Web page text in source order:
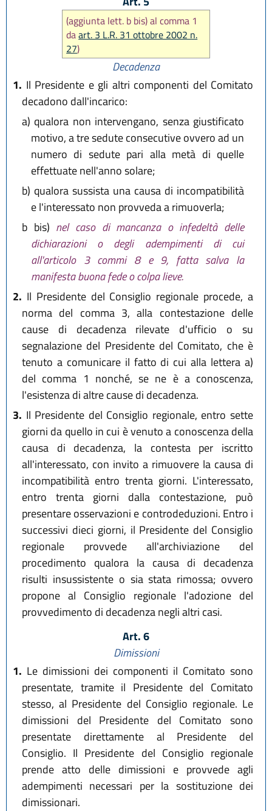
(aggiunta lett. b bis) al comma 1
daart. 3 L.R. 31 ottobre 2002 n.
27)
Decadenza
1. Il Presidente e gli altri componenti del Comitato
decadono dall'incarico:
a) qualora non intervengano, senza giustificato
motivo, a tre sedute consecutive ovvero ad un
numero di sedute pari alla metà di quelle
effettuate nell'anno solare;
b) qualora sussista una causa di incompatibilità
e l'interessato non provveda a rimuoverla;
b bis) nel caso di mancanza o infedeltà delle
dichiarazioni o degli adempimenti di cui
all'articolo 3 commi 8 e 9, fatta salva la
manifesta buona fede o colpa lieve.
2. Il Presidente del Consiglio regionale procede, a
norma del comma 3, alla contestazione delle
cause di decadenza rilevate d'ufficio o su
segnalazione del Presidente del Comitato, che è
tenuto a comunicare il fatto di cui alla lettera a)
del comma 1 nonché, se ne è a conoscenza,
l'esistenza di altre cause di decadenza.
3. Il Presidente del Consiglio regionale, entro sette
giorni da quello in cui è venuto a conoscenza della
causa di decadenza, la contesta per iscritto
all'interessato, con invito a rimuovere la causa di
incompatibilità entro trenta giorni. L'interessato,
entro trenta giorni dalla contestazione, può
presentare osservazioni e controdeduzioni. Entro i
successivi dieci giorni, il Presidente del Consiglio
regionale provvede all'archiviazione del
procedimento qualora la causa di decadenza
risulti insussistente o sia stata rimossa; ovvero
propone al Consiglio regionale l'adozione del
provvedimento di decadenza negli altri casi.
Art. 6
Dimissioni
1. Le dimissioni dei componenti il Comitato sono
presentate, tramite il Presidente del Comitato
stesso, al Presidente del Consiglio regionale. Le
dimissioni del Presidente del Comitato sono
presentate direttamente al Presidente del
Consiglio. Il Presidente del Consiglio regionale
prende atto delle dimissioni e provvede agli
adempimenti necessari per la sostituzione dei
dimissionari.